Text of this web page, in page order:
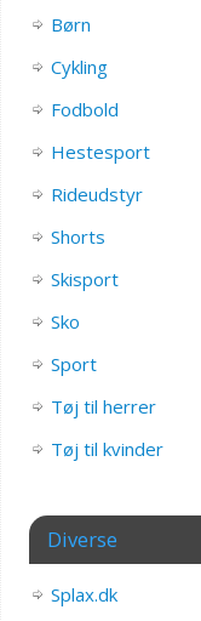
Børn
Cykling
Fodbold
Hestesport
Rideudstyr
Shorts
Skisport
Sko
Sport
Tøj til herrer
Tøj til kvinder
Diverse
Splax.dk